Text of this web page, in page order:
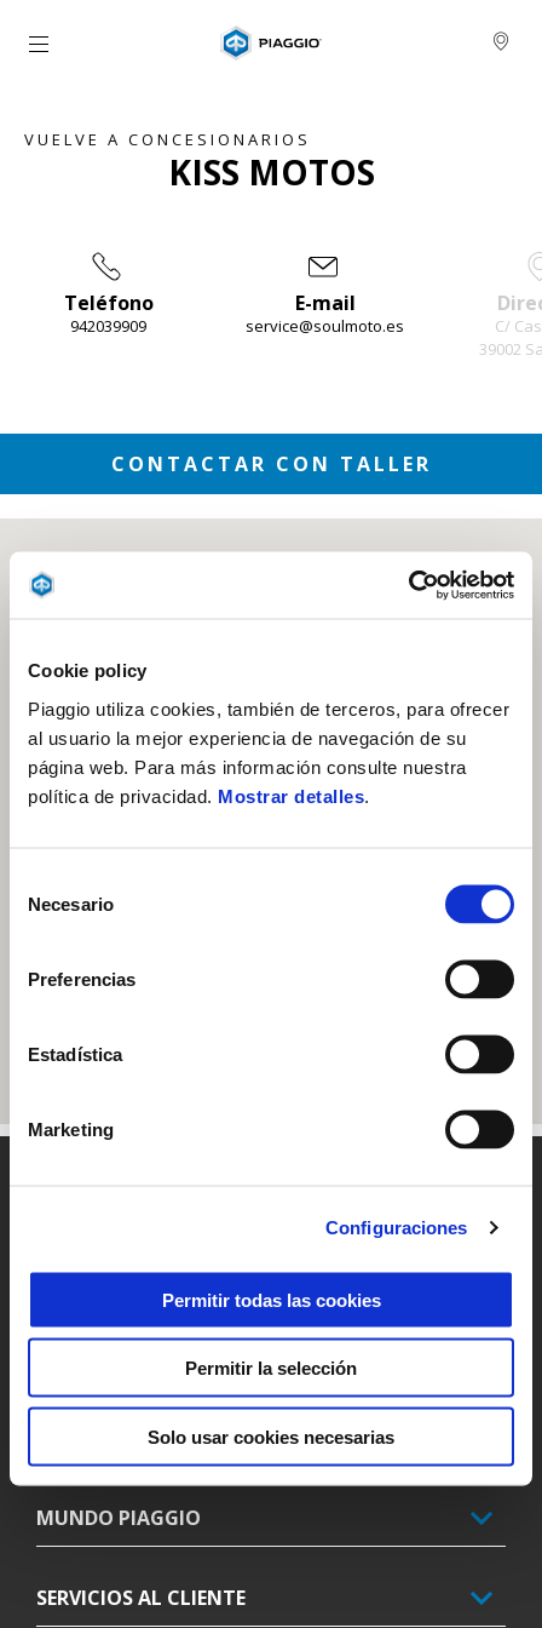
Cookie policy
Piaggio utiliza cookies, también de terceros, para ofrecer
al usuario la mejor experiencia de navegación de su
página web. Para más información consulte nuestra
política de privacidad. Mostrar detalles
Necesario
Preferencias
Estadística
Marketing
Configuraciones
Permitir todas las cookies
Permitir la selección
Solo usar cookies necesarias
Ir al contenido principal
VUELVE A CONCESIONARIOS
KISS MOTOS
Teléfono
942039909
E-mail
service@soulmoto.es
C/
39002
CONTACTAR CON TALLER
MODELOS
ACCESORIOS
MUNDO PIAGGIO
SERVICIOS AL CLIENTE